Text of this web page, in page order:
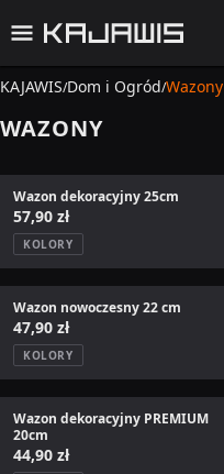
KAJAWIS/Dom i Ogród/Wazony
WAZONY
Wazon dekoracyjny 25cm
57,90 zł
KOLORY
Wazon nowoczesny 22 cm
47,90 zł
KOLORY
Wazon dekoracyjny PREMIUM
20cm
44,90 zł